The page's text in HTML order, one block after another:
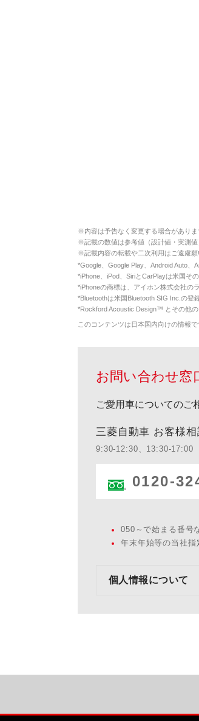
※内容は予告なく変更する場合がありま
※記載の数値は参考値（設計値・実測
※記載内容の転載や二次利用はご遠慮願
*Google、Google Play、Android Auto、
*iPhone、iPod、SiriとCarPlayは米国そ
*iPhoneの商標は、アイホン株式会社の
*Bluetoothは米国Bluetooth SIG Inc.の登
*Rockford Acoustic Design™ とその他
このコンテンツは日本国内向けの情報
お問い合わせ窓
ご愛用車についてのご
三菱自動車 お客様
9:30-12:30、13:30-17:00
0120-
050～で始まる番号
年末年始等の当社指
個人情報について